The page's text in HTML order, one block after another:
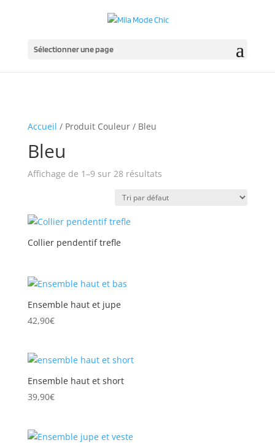
Sélectionner une page
Accueil / Produit Couleur / Bleu
Bleu
Affichage de 1–9 sur 28 résultats
Collier pendentif trefle
Ensemble haut et jupe
42,90€
Ensemble haut et short
39,90€